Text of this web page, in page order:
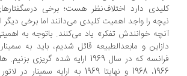
دارد اختلاف‌نظر هست؛ برخی درسگفتارهای
را واجد اهمیت کلیدی می‌دانند اما برخی دیگر از
خوانندش تفکر» یاد می‌کنند. باتوجه به اهمیتی که
و مابعدالطبیعه قائل شدیم، باید به سمینار
فرانسه که در سال 1969 ارایه شده گریزی بزنیم.
1966، 1968 و نهایتا 1969 به ارایه سمینار در